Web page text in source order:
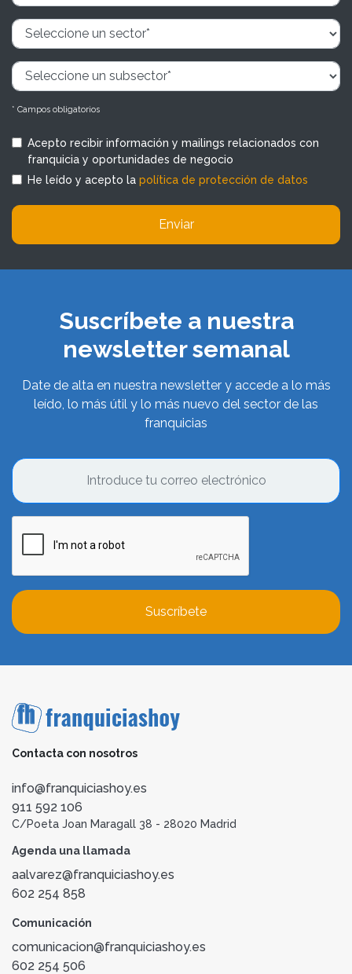
* Campos obligatorios
Acepto recibir información y mailings relacionados con
franquicia y oportunidades de negocio
He leído y acepto la política de protección de datos
Enviar
Suscríbete a nuestra
newsletter semanal
Date de alta en nuestra newsletter y accede a lo más
leído, lo más útil y lo más nuevo del sector de las
franquicias
Suscríbete
Contacta con nosotros
info@franquiciashoy.es
911 592 106
C/Poeta Joan Maragall 38 - 28020 Madrid
Agenda una llamada
aalvarez@franquiciashoy.es
602 254 858
Comunicación
comunicacion@franquiciashoy.es
602 254 506